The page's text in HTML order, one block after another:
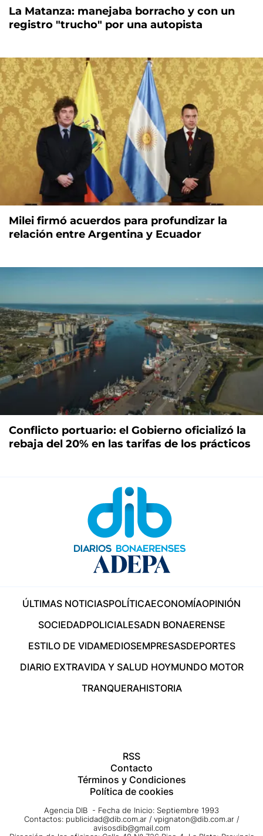
La Matanza: manejaba borracho y con un
registro "trucho" por una autopista
Milei firmó acuerdos para profundizar la
relación entre Argentina y Ecuador
Conflicto portuario: el Gobierno oficializó la
rebaja del 20% en las tarifas de los prácticos
ÚLTIMAS NOTICIASPOLÍTICAECONOMÍAOPINIÓN
SOCIEDADPOLICIALESADN BONAERENSE
ESTILO DE VIDAMEDIOSEMPRESASDEPORTES
DIARIO EXTRAVIDA Y SALUD HOYMUNDO MOTOR
TRANQUERAHISTORIA
RSS
Contacto
Términos y Condiciones
Política de cookies
Agencia DIB - Fecha de Inicio: Septiembre 1993
Contactos: publicidad@dib.com.ar / vpignaton@dib.com.ar /
avisosdib@gmail.com